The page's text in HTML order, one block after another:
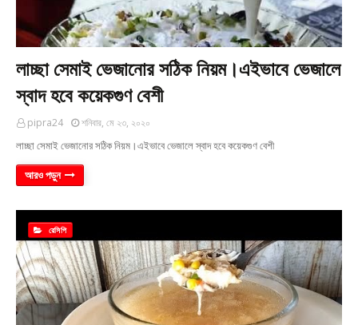
লাচ্ছা সেমাই ভেজানোর সঠিক নিয়ম।এইভাবে ভেজালে
স্বাদ হবে কয়েকগুণ বেশী
pipra24 শনিবার, মে ২৩, ২০২০
লাচ্ছা সেমাই ভেজানোর সঠিক নিয়ম।এইভাবে ভেজালে স্বাদ হবে কয়েকগুণ বেশী
আরও পড়ুন
রেসিপি